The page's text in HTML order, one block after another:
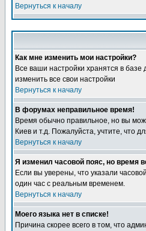
Вернуться к началу
Как мне изменить мои настройки?
Все ваши настройки хранятся в
изменить все свои настройки
Вернуться к началу
В форумах неправильное время!
Время обычно правильное, но вы
Киев и т.д. Пожалуйста, учтите, что
Вернуться к началу
Я изменил часовой пояс, но время
Если вы уверены, что указали
один час с реальным временем.
Вернуться к началу
Моего языка нет в списке!
Причина скорее всего в том, что